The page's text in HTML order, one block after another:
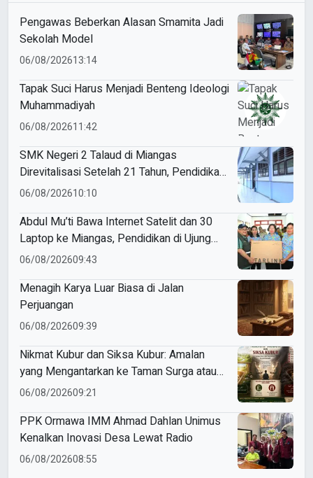
Pengawas Beberkan Alasan Smamita Jadi
Sekolah Model
06/08/202613:14
Tapak Suci Harus Menjadi Benteng Ideologi
Muhammadiyah
06/08/202611:42
SMK Negeri 2 Talaud di Miangas
Direvitalisasi Setelah 21 Tahun, Pendidikan
3T Makin Berkualitas
06/08/202610:10
Abdul Mu’ti Bawa Internet Satelit dan 30
Laptop ke Miangas, Pendidikan di Ujung
Negeri Makin Digital
06/08/202609:43
Menagih Karya Luar Biasa di Jalan
Perjuangan
06/08/202609:39
Nikmat Kubur dan Siksa Kubur: Amalan
yang Mengantarkan ke Taman Surga atau
Azab Barzakh
06/08/202609:21
PPK Ormawa IMM Ahmad Dahlan Unimus
Kenalkan Inovasi Desa Lewat Radio
06/08/202608:55